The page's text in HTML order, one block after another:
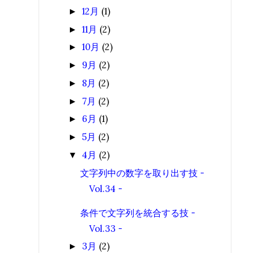
► 12月 (1)
► 11月 (2)
► 10月 (2)
► 9月 (2)
► 8月 (2)
► 7月 (2)
► 6月 (1)
► 5月 (2)
▼ 4月 (2)
文字列中の数字を取り出す技 -
Vol.34 -
条件で文字列を統合する技 -
Vol.33 -
► 3月 (2)